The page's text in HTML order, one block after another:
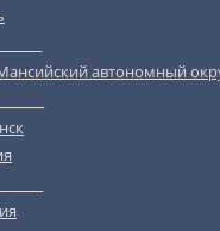
автономный